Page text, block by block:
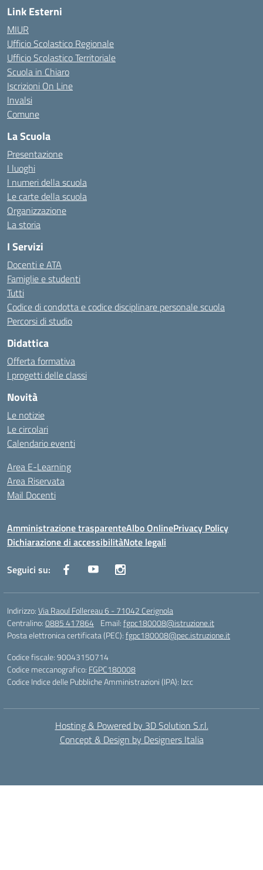
Link Esterni
MIUR
Ufficio Scolastico Regionale
Ufficio Scolastico Territoriale
Scuola in Chiaro
Iscrizioni On Line
Invalsi
Comune
La Scuola
Presentazione
I luoghi
I numeri della scuola
Le carte della scuola
Organizzazione
La storia
I Servizi
Docenti e ATA
Famiglie e studenti
Tutti
Codice di condotta e codice disciplinare personale scuola
Percorsi di studio
Didattica
Offerta formativa
I progetti delle classi
Novità
Le notizie
Le circolari
Calendario eventi
Area E-Learning
Area Riservata
Mail Docenti
Amministrazione trasparenteAlbo OnlinePrivacy Policy
Dichiarazione di accessibilitàNote legali
Seguici su:
Indirizzo:Via Raoul Follereau 6 - 71042 Cerignola
Centralino:0885 417864 Email:fgpc180008@istruzione.it
Posta elettronica certificata (PEC):fgpc180008@pec.istruzione.it
Codice fiscale: 90043150714
Codice meccanografico: FGPC180008
Codice Indice delle Pubbliche Amministrazioni (IPA): lzcc
Hosting & Powered by 3D Solution S.r.l.
Concept & Design by Designers Italia